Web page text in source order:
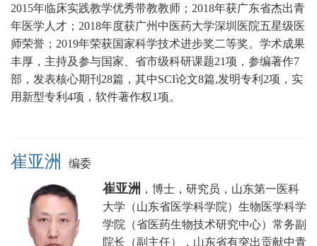
2015年临床实践教学优秀带教教师；2018年获广东省杰出青
年医学人才；2018年度获广州中医药大学深圳医院五星级医
师荣誉；2019年荣获国家科学技术进步奖二等奖。学术成果
丰厚，主持及参与国家、省市级科研课题21项，参编著作7
部，发表核心期刊28篇，其中SCI论文8篇,发明专利2项，实
用新型专利4项，软件著作权1项。
崔亚洲 编委
崔亚洲 ，博士，研究员，山东第一医科
大学（山东省医学科学院）生物医学科学
学院（省医药生物技术研究中心）常务副
院长（副主任），山东省有突出贡献中青